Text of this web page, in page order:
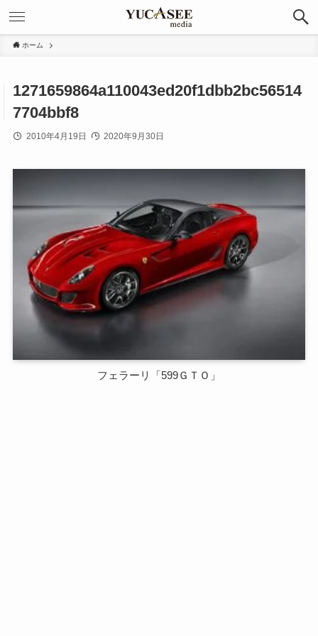
ホーム
1271659864a110043ed20f1dbb2bc56514
7704bbf8
2010年4月19日 2020年9月30日
フェラーリ「599ＧＴＯ」